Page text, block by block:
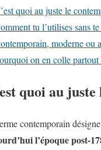
quoi au juste le
tu l’utilises sans
moderne ou
on en colle partout
quoi au
contemporain
l’époque post-